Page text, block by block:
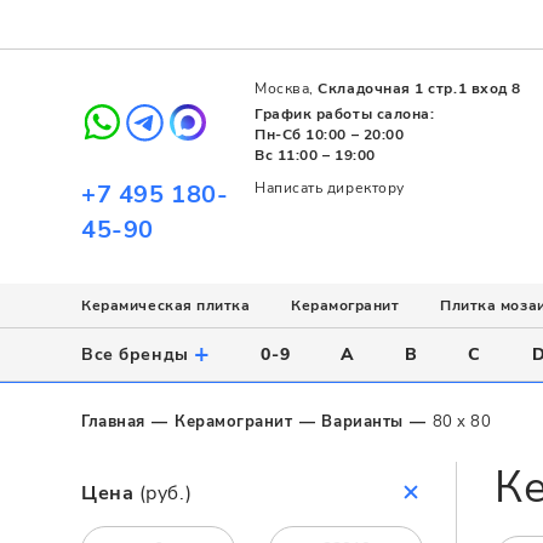
+7 495 180-
45-90
Написать директору
Москва,Складочная 1 стр.1 вход 8
График работы салона:
Пн-Сб 10:00 – 20:00
Вс 11:00 – 19:00
Керамическая плитка
Использование
Напольное
Настенное
Назначение
Для ванной
Стиль
Современный
Пэчворк
Керамогранит
Назначение
Для ванной
Напольное
Поверхность
Матовая
Полированная
Плитка
Назначение
Для ванной
Для бассейна
Цвет
Белый
Серый
Все бренды + 0-9 A B C D
Главная Керамогранит Варианты 80 x 80
Цена (руб.)